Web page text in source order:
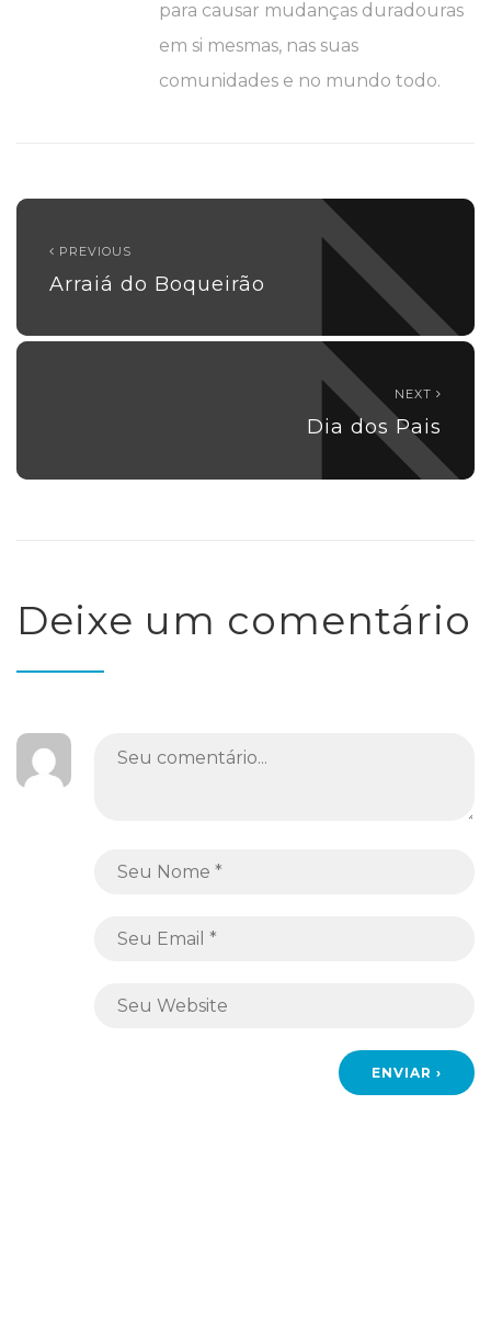
para causar mudanças duradouras
em si mesmas, nas suas
comunidades e no mundo todo.
PREVIOUS
Arraiá do Boqueirão
NEXT
Dia dos Pais
Deixe um comentário